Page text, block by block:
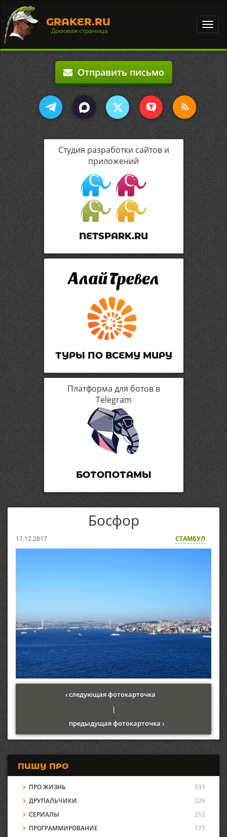
GRAKER.RU
Домовая страница
Отправить письмо
Студия разработки сайтов и
приложений
NETSPARK.RU
ТУРЫ ПО ВСЕМУ МИРУ
Платформа для ботов в
Telegram
БОТОПОТАМЫ
Босфор
17.12.2017 СТАМБУЛ
‹ следующая фотокарточка
|
предыдущая фотокарточка ›
ПИШУ ПРО
ПРО ЖИЗНЬ
531
ДРУПАЛЬЧИКИ
226
СЕРИАЛЫ
212
ПРОГРАММИРОВАНИЕ
177